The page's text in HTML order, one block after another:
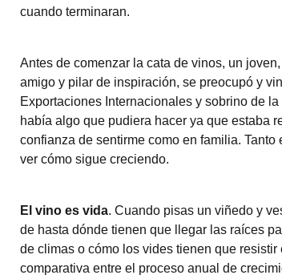
cuando terminaran.
Antes de comenzar la cata de vinos, un
amigo y pilar de inspiración, se preocupó y
Exportaciones Internacionales y sobrino de
había algo que pudiera hacer ya que estaba
confianza de sentirme como en familia.
ver cómo sigue creciendo.
El vino es vida. Cuando pisas un viñedo y
de hasta dónde tienen que llegar las raíces
de climas o cómo los vides tienen que
comparativa entre el proceso anual de